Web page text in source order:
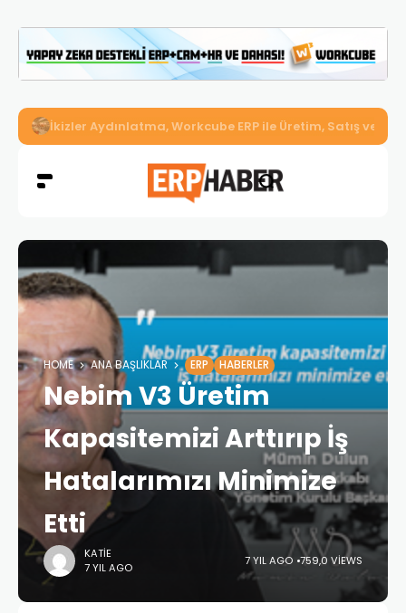
İkizler Aydınlatma, Workcube ERP ile Üretim, Satış ve
HOME ANA BAŞLIKLAR ERP HABERLER
Nebim V3 Üretim
Kapasitemizi Arttırıp İş
Hatalarımızı Minimize
Etti
KATIE
7 YIL AGO
7 YIL AGO 759,0 VIEWS